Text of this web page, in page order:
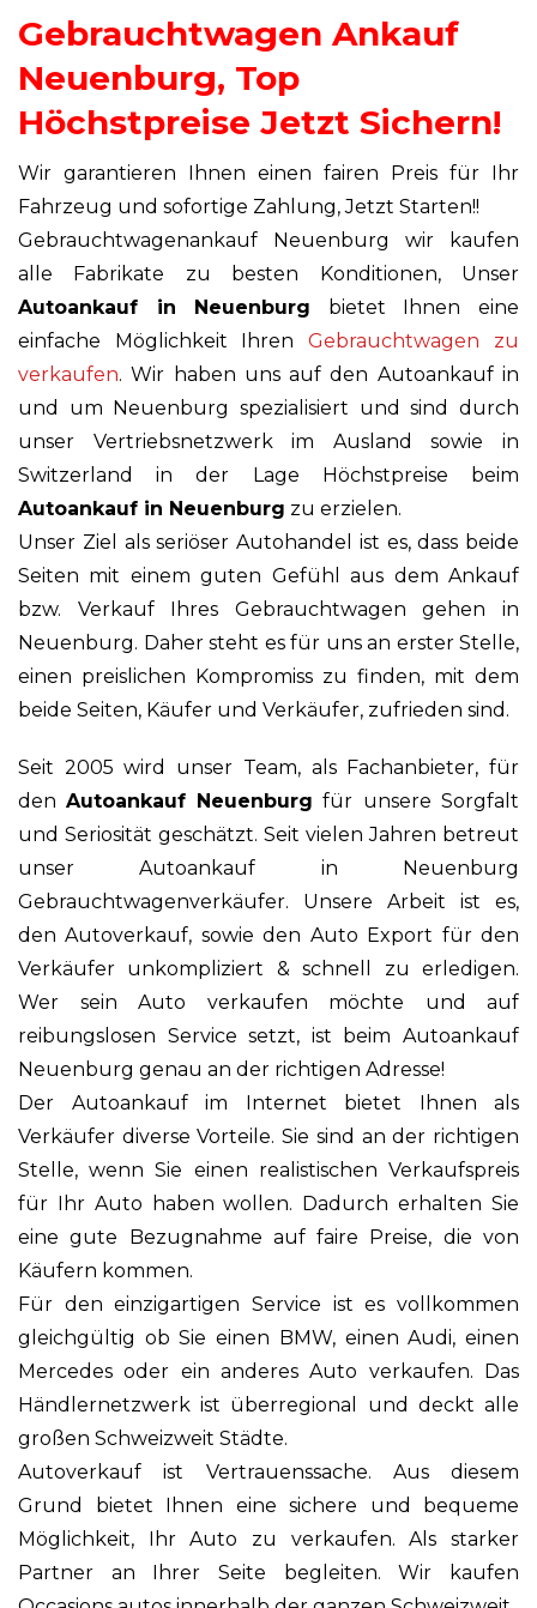
Gebrauchtwagen Ankauf
Neuenburg, Top
Höchstpreise Jetzt Sichern!
Wir garantieren Ihnen einen fairen Preis für Ihr
Fahrzeug und sofortige Zahlung, Jetzt Starten!!
Gebrauchtwagenankauf Neuenburg wir kaufen
alle Fabrikate zu besten Konditionen, Unser
Autoankauf in Neuenburg bietet Ihnen eine
einfache Möglichkeit Ihren Gebrauchtwagen zu
verkaufen. Wir haben uns auf den Autoankauf in
und um Neuenburg spezialisiert und sind durch
unser Vertriebsnetzwerk im Ausland sowie in
Switzerland in der Lage Höchstpreise beim
Autoankauf in Neuenburg zu erzielen.
Unser Ziel als seriöser Autohandel ist es, dass beide
Seiten mit einem guten Gefühl aus dem Ankauf
bzw. Verkauf Ihres Gebrauchtwagen gehen in
Neuenburg. Daher steht es für uns an erster Stelle,
einen preislichen Kompromiss zu finden, mit dem
beide Seiten, Käufer und Verkäufer, zufrieden sind.
Seit 2005 wird unser Team, als Fachanbieter, für
den Autoankauf Neuenburg für unsere Sorgfalt
und Seriosität geschätzt. Seit vielen Jahren betreut
unser Autoankauf in Neuenburg
Gebrauchtwagenverkäufer. Unsere Arbeit ist es,
den Autoverkauf, sowie den Auto Export für den
Verkäufer unkompliziert & schnell zu erledigen.
Wer sein Auto verkaufen möchte und auf
reibungslosen Service setzt, ist beim Autoankauf
Neuenburg genau an der richtigen Adresse!
Der Autoankauf im Internet bietet Ihnen als
Verkäufer diverse Vorteile. Sie sind an der richtigen
Stelle, wenn Sie einen realistischen Verkaufspreis
für Ihr Auto haben wollen. Dadurch erhalten Sie
eine gute Bezugnahme auf faire Preise, die von
Käufern kommen.
Für den einzigartigen Service ist es vollkommen
gleichgültig ob Sie einen BMW, einen Audi, einen
Mercedes oder ein anderes Auto verkaufen. Das
Händlernetzwerk ist überregional und deckt alle
großen Schweizweit Städte.
Autoverkauf ist Vertrauenssache. Aus diesem
Grund bietet Ihnen eine sichere und bequeme
Möglichkeit, Ihr Auto zu verkaufen. Als starker
Partner an Ihrer Seite begleiten. Wir kaufen